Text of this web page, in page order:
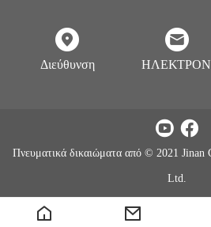
Διεύθυνση
Πνευματικά δικαιώματα από © 2021
Ltd.